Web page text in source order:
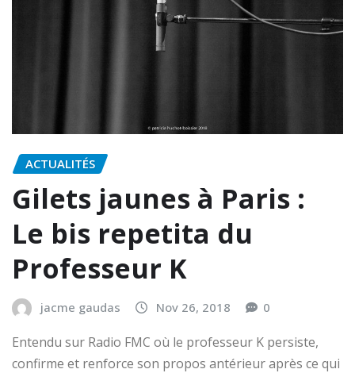
ACTUALITÉS
Gilets jaunes à Paris :
Le bis repetita du
Professeur K
jacme gaudas Nov 26, 2018 0
Entendu sur Radio FMC où le professeur K persiste,
confirme et renforce son propos antérieur après ce qui